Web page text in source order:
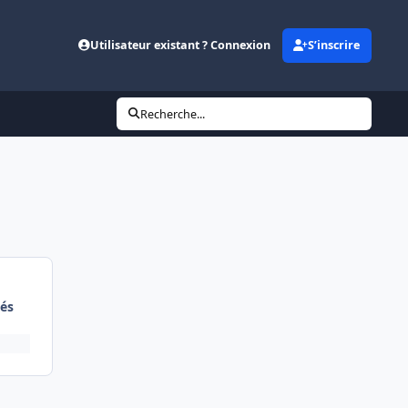
Utilisateur existant ? Connexion S’inscrire
Recherche...